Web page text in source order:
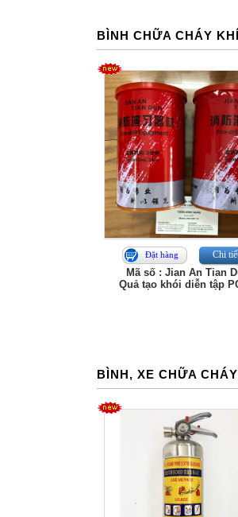
BÌNH CHỮA CHÁY
Đặt hàng Chi
Mã số : Jian An Tian
Quả tạo khói diễn tập
BÌNH, XE CHỮA